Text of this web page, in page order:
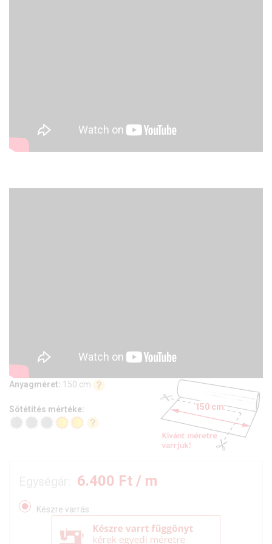
Anyagméret: 150 cm
150 cm
Sötétítés mértéke:
6.400 Ft / m
Készre varrás